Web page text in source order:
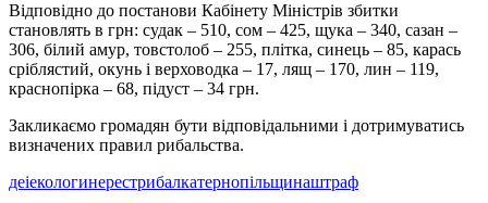
Відповідно до постанови Кабінету Міністрів збитки
становлять в грн: судак – 510, сом – 425, щука – 340, сазан –
306, білий амур, товстолоб – 255, плітка, синець – 85, карась
сріблястий, окунь і верховодка – 17, лящ – 170, лин – 119,
краснопірка – 68, підуст – 34 грн.
Закликаємо громадян бути відповідальними і дотримуватись
визначених правил рибальства.
деіекологинерестрибалкатернопільщинаштраф